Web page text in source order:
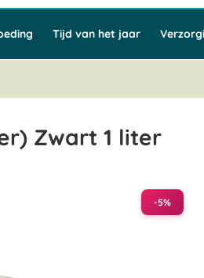
Tijd van het jaar
Zwart 1 liter
-5%